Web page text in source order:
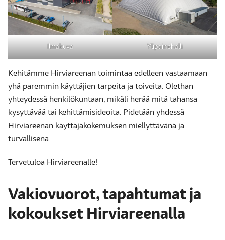
Ilmakuva Ylipainehalli
Kehitämme Hirviareenan toimintaa edelleen vastaamaan
yhä paremmin käyttäjien tarpeita ja toiveita. Olethan
yhteydessä henkilökuntaan, mikäli herää mitä tahansa
kysyttävää tai kehittämisideoita. Pidetään yhdessä
Hirviareenan käyttäjäkokemuksen miellyttävänä ja
turvallisena.
Tervetuloa Hirviareenalle!
Vakiovuorot, tapahtumat ja
kokoukset Hirviareenalla